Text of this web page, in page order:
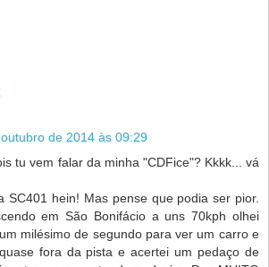
de 2014 às 09:29
tu vem falar da minha "CDFice"? Kkkk... vá
SC401 hein! Mas pense que podia ser pior.
em São Bonifácio a uns 70kph olhei
milésimo de segundo para ver um carro e
fora da pista e acertei um pedaço de